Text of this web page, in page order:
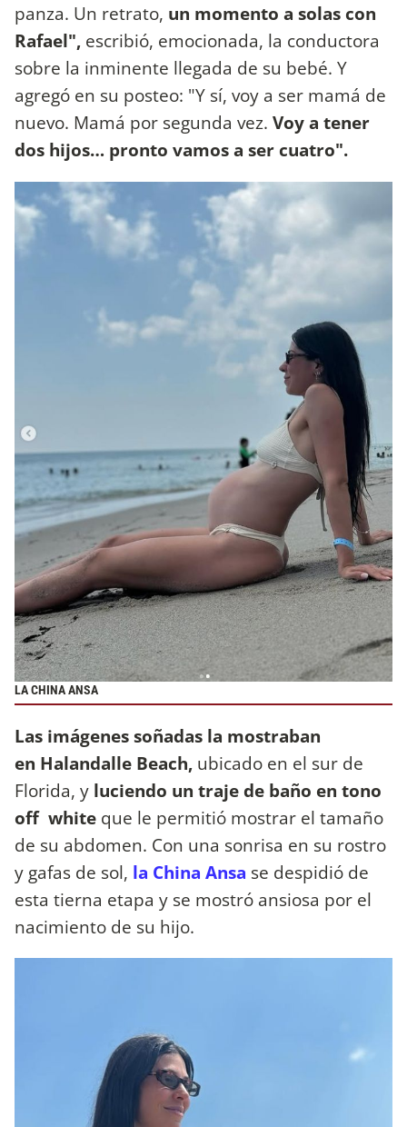
panza. Un retrato, un momento a solas con
Rafael", escribió, emocionada, la conductora
sobre la inminente llegada de su bebé. Y
agregó en su posteo: "Y sí, voy a ser mamá de
nuevo. Mamá por segunda vez. Voy a tener
dos hijos… pronto vamos a ser cuatro".
LA CHINA ANSA
Las imágenes soñadas la mostraban
en Halandalle Beach, ubicado en el sur de
Florida, y luciendo un traje de baño en tono
off white que le permitió mostrar el tamaño
de su abdomen. Con una sonrisa en su rostro
y gafas de sol, la China Ansa se despidió de
esta tierna etapa y se mostró ansiosa por el
nacimiento de su hijo.